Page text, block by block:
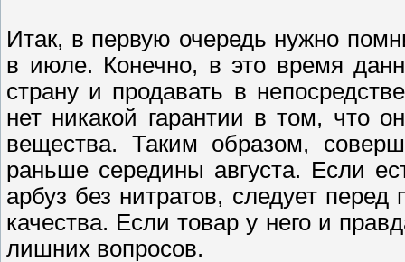
Итак, в первую очередь нужно
в июле. Конечно, в это время
страну и продавать в
нет никакой гарантии в том, что
вещества. Таким образом,
раньше середины августа. Если
арбуз без нитратов, следует
качества. Если товар у него и
лишних вопросов.